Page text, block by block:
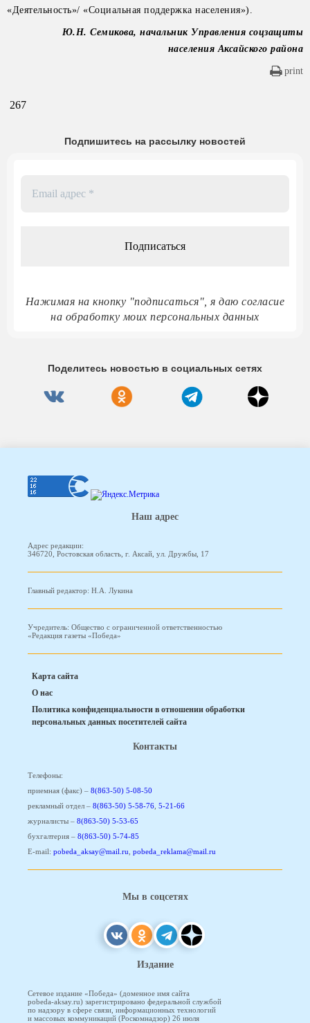
«Деятельность»/ «Социальная поддержка населения»).
Ю.Н. Семикова, начальник Управления соцзащиты
населения Аксайского района
print
267
Подпишитесь на рассылку новостей
Нажимая на кнопку "подписаться", я даю согласие
на обработку моих персональных данных
Поделитесь новостью в социальных сетях
Наш адрес
Адрес редакции:
346720, Ростовская область, г. Аксай, ул. Дружбы, 17
Главный редактор: Н.А. Лукина
Учредитель: Общество с ограниченной ответственностью
«Редакция газеты «Победа»
Карта сайта
О нас
Политика конфиденциальности в отношении обработки
персональных данных посетителей сайта
Контакты
Телефоны:
приемная (факс) – 8(863-50) 5-08-50
рекламный отдел – 8(863-50) 5-58-76, 5-21-66
журналисты – 8(863-50) 5-53-65
бухгалтерия – 8(863-50) 5-74-85
E-mail: pobeda_aksay@mail.ru, pobeda_reklama@mail.ru
Мы в соцсетях
Издание
Сетевое издание «Победа» (доменное имя сайта
pobeda-aksay.ru) зарегистрировано федеральной службой
по надзору в сфере связи, информационных технологий
и массовых коммуникаций (Роскомнадзор) 26 июля